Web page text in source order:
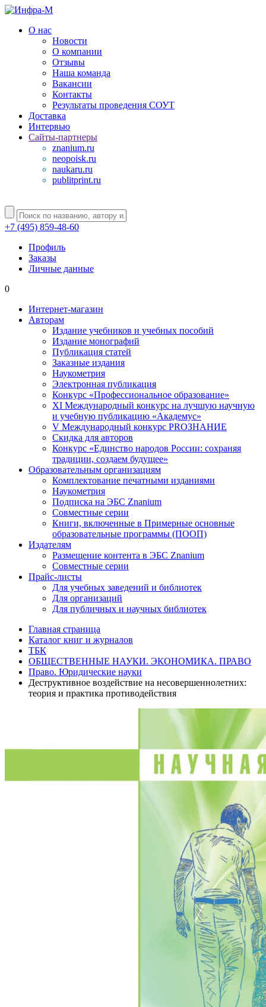
О нас
Новости
О компании
Отзывы
Наша команда
Вакансии
Контакты
Результаты проведения СОУТ
Доставка
Интервью
Сайты-партнеры
znanium.ru
neopoisk.ru
naukaru.ru
publitprint.ru
+7 (495) 859-48-60
Профиль
Заказы
Личные данные
0
Интернет-магазин
Авторам
Издание учебников и учебных пособий
Издание монографий
Публикация статей
Заказные издания
Наукометрия
Электронная публикация
Конкурс «Профессиональное образование»
XI Международный конкурс на лучшую научную
и учебную публикацию «Академус»
V Международный конкурс PROЗНАНИЕ
Скидка для авторов
Конкурс «Единство народов России: сохраняя
традиции, создаем будущее»
Образовательным организациям
Комплектование печатными изданиями
Наукометрия
Подписка на ЭБС Znanium
Совместные серии
Книги, включенные в Примерные основные
образовательные программы (ПООП)
Издателям
Размещение контента в ЭБС Znanium
Совместные серии
Прайс-листы
Для учебных заведений и библиотек
Для организаций
Для публичных и научных библиотек
Главная страница
Каталог книг и журналов
ТБК
ОБЩЕСТВЕННЫЕ НАУКИ. ЭКОНОМИКА. ПРАВО
Право. Юридические науки
Деструктивное воздействие на несовершеннолетних:
теория и практика противодействия